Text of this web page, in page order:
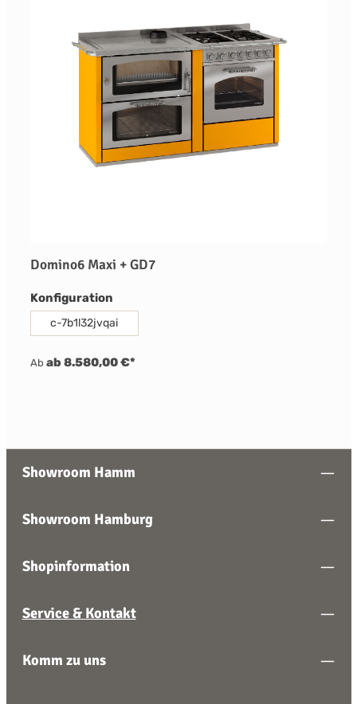
Domino6 Maxi + GD7
Konfigurationauswählen
c-7b1l32jvqai
Ab ab 8.580,00 €*
Showroom Hamm
Showroom Hamburg
Shopinformation
Service & Kontakt
Komm zu uns